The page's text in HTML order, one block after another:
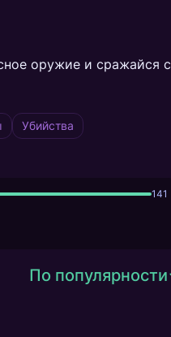
оружие и сражайся с
Убийства
141
По популярности